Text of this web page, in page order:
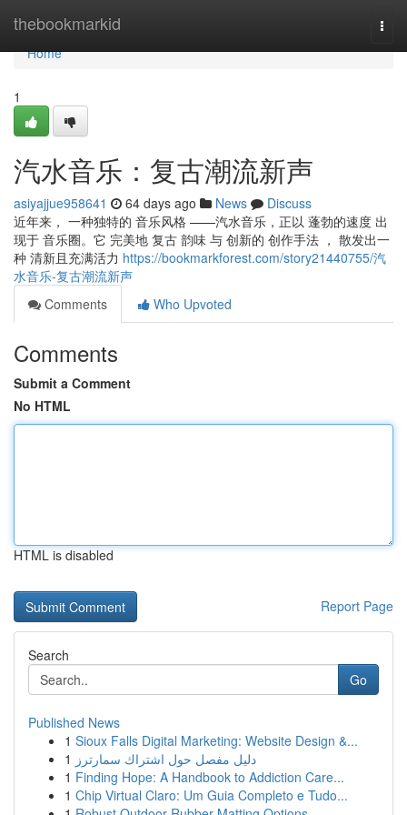
thebookmarkid
Home
Home
1
汽水音乐：复古潮流新声
asiyajjue958641 64 days ago News
Discuss
近年来， 一种独特的 音乐风格 ——汽水音乐，正以 蓬勃的速度 出
现于 音乐圈。它 完美地 复古 韵味 与 创新的 创作手法 ， 散发出一
种 清新且充满活力 https://bookmarkforest.com/story21440755/汽
水音乐-复古潮流新声
Comments
Who Upvoted
Comments
Submit a Comment
No HTML
HTML is disabled
Report Page
Search
Go
Published News
1 Sioux Falls Digital Marketing: Website Design &...
1 دليل مفصل حول اشتراك سمارترز
1 Finding Hope: A Handbook to Addiction Care...
1 Chip Virtual Claro: Um Guia Completo e Tudo...